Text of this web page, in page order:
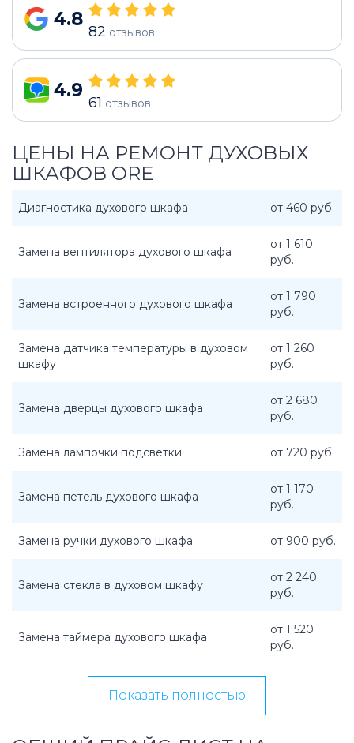
4.8
82 отзывов
4.9
61 отзывов
ЦЕНЫ НА РЕМОНТ ДУХОВЫХ
ШКАФОВ ORE
Диагностика духового шкафа от 460 руб.
Замена вентилятора духового шкафа
от 1 610
руб.
Замена встроенного духового шкафа
от 1 790
руб.
Замена датчика температуры в духовом
шкафу
от 1 260
руб.
Замена дверцы духового шкафа
от 2 680
руб.
Замена лампочки подсветки от 720 руб.
Замена петель духового шкафа
от 1 170
руб.
Замена ручки духового шкафа от 900 руб.
Замена стекла в духовом шкафу
от 2 240
руб.
Замена таймера духового шкафа
от 1 520
руб.
Показать полностью